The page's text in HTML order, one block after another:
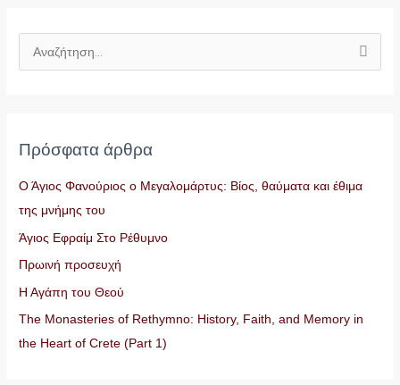
ή
γ
ι
α
:
Πρόσφατα άρθρα
Ο Άγιος Φανούριος ο Μεγαλομάρτυς: Βίος, θαύματα και έθιμα
της μνήμης του
Άγιος Εφραίμ Στο Ρέθυμνο
Πρωινή προσευχή
Η Αγάπη του Θεού
The Monasteries of Rethymno: History, Faith, and Memory in
the Heart of Crete (Part 1)